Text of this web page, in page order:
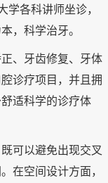
学各科讲师坐诊，
，科学治牙。
、牙齿修复、牙体
诊疗项目，并且拥
适科学的诊疗体
可以避免出现交叉
在空间设计方面，